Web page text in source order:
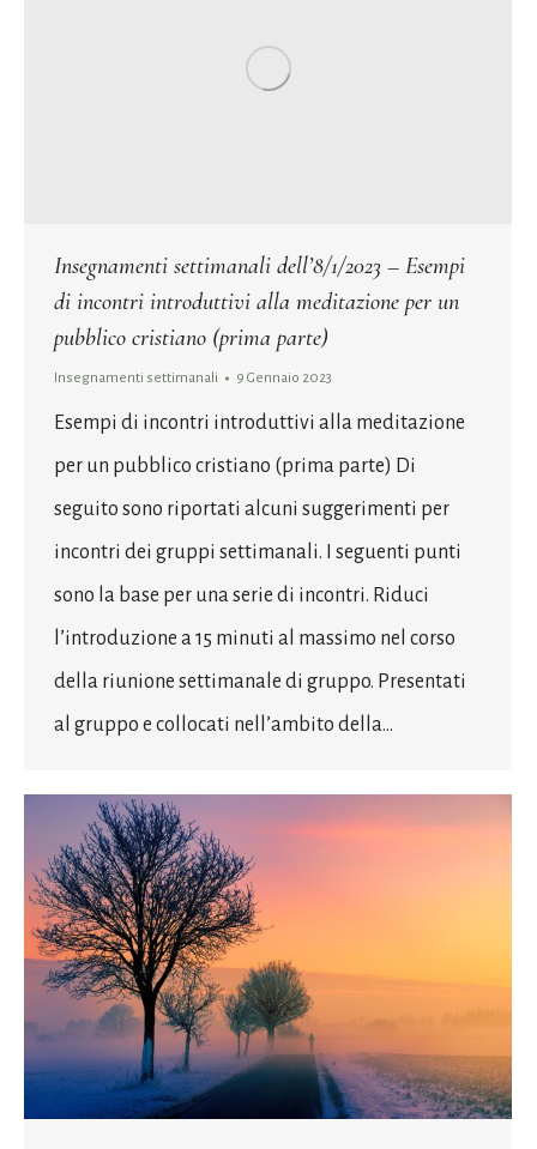
Insegnamenti settimanali dell’8/1/2023 – Esempi
di incontri introduttivi alla meditazione per un
pubblico cristiano (prima parte)
Insegnamenti settimanali 9 Gennaio 2023
Esempi di incontri introduttivi alla meditazione
per un pubblico cristiano (prima parte) Di
seguito sono riportati alcuni suggerimenti per
incontri dei gruppi settimanali. I seguenti punti
sono la base per una serie di incontri. Riduci
l’introduzione a 15 minuti al massimo nel corso
della riunione settimanale di gruppo. Presentati
al gruppo e collocati nell’ambito della…